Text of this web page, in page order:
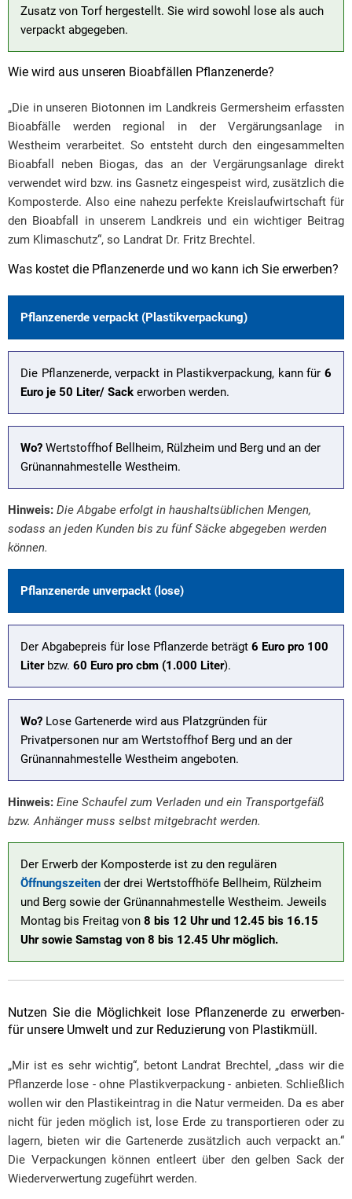
Zusatz von Torf hergestellt. Sie wird sowohl lose als auch
verpackt abgegeben.
Wie wird aus unseren Bioabfällen Pflanzenerde?
„Die in unseren Biotonnen im Landkreis Germersheim erfassten
Bioabfälle werden regional in der Vergärungsanlage in
Westheim verarbeitet. So entsteht durch den eingesammelten
Bioabfall neben Biogas, das an der Vergärungsanlage direkt
verwendet wird bzw. ins Gasnetz eingespeist wird, zusätzlich die
Komposterde. Also eine nahezu perfekte Kreislaufwirtschaft für
den Bioabfall in unserem Landkreis und ein wichtiger Beitrag
zum Klimaschutz“, so Landrat Dr. Fritz Brechtel.
Was kostet die Pflanzenerde und wo kann ich Sie erwerben?
Pflanzenerde verpackt (Plastikverpackung)
Die Pflanzenerde, verpackt in Plastikverpackung, kann für 6
Euro je 50 Liter/ Sack erworben werden.
Wo? Wertstoffhof Bellheim, Rülzheim und Berg und an der
Grünannahmestelle Westheim.
Hinweis: Die Abgabe erfolgt in haushaltsüblichen Mengen,
sodass an jeden Kunden bis zu fünf Säcke abgegeben werden
können.
Pflanzenerde unverpackt (lose)
Der Abgabepreis für lose Pflanzerde beträgt 6 Euro pro 100
Literbzw. 60 Euro pro cbm (1.000 Liter).
Wo? Lose Gartenerde wird aus Platzgründen für
Privatpersonen nur am Wertstoffhof Berg und an der
Grünannahmestelle Westheim angeboten.
Hinweis: Eine Schaufel zum Verladen und ein Transportgefäß
bzw. Anhänger muss selbst mitgebracht werden.
Der Erwerb der Komposterde ist zu den regulären
Öffnungszeiten der drei Wertstoffhöfe Bellheim, Rülzheim
und Berg sowie der Grünannahmestelle Westheim. Jeweils
Montag bis Freitag von 8 bis 12 Uhr und 12.45 bis 16.15
Uhr sowie Samstag von 8 bis 12.45 Uhr möglich.
Nutzen Sie die Möglichkeit lose Pflanzenerde zu erwerben-
für unsere Umwelt und zur Reduzierung von Plastikmüll.
„Mir ist es sehr wichtig“, betont Landrat Brechtel, „dass wir die
Pflanzerde lose - ohne Plastikverpackung - anbieten. Schließlich
wollen wir den Plastikeintrag in die Natur vermeiden. Da es aber
nicht für jeden möglich ist, lose Erde zu transportieren oder zu
lagern, bieten wir die Gartenerde zusätzlich auch verpackt an.“
Die Verpackungen können entleert über den gelben Sack der
Wiederverwertung zugeführt werden.